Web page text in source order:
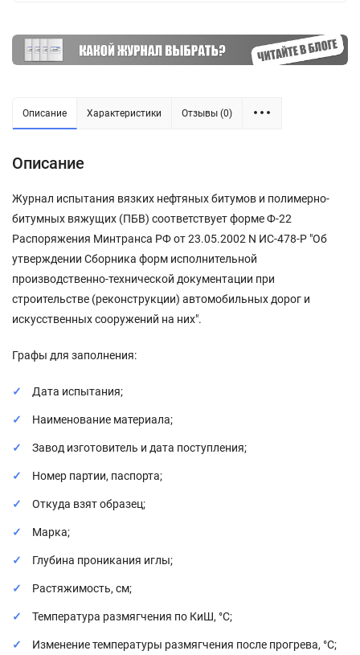
Описание Характеристики Отзывы (0)
Описание
Журнал испытания вязких нефтяных битумов и полимерно-
битумных вяжущих (ПБВ) соответствует форме Ф-22
Распоряжения Минтранса РФ от 23.05.2002 N ИС-478-Р "Об
утверждении Сборника форм исполнительной
производственно-технической документации при
строительстве (реконструкции) автомобильных дорог и
искусственных сооружений на них".
Графы для заполнения:
Дата испытания;
Наименование материала;
Завод изготовитель и дата поступления;
Номер партии, паспорта;
Откуда взят образец;
Марка;
Глубина проникания иглы;
Растяжимость, см;
Температура размягчения по КиШ, °C;
Изменение температуры размягчения после прогрева, °C;